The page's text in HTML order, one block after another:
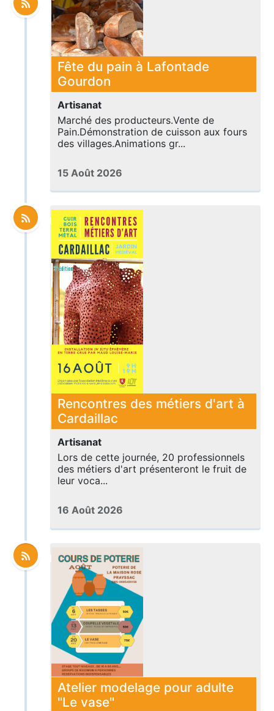
Fête du pain à Lafontade
Gourdon
Artisanat
Marché des producteurs.Vente de
Pain.Démonstration de cuisson aux fours
des villages.Animations gr...
15 Août 2026
Rencontres des métiers d'art à
Cardaillac
Artisanat
Lors de cette journée, 20 professionnels
des métiers d'art présenteront le fruit de
leur voca...
16 Août 2026
Atelier modelage pour adulte
"Le vase"